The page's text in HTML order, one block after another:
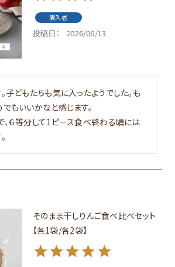
購入者
投稿日 2026/06/13
子どもたちも気に入ったようでした。も
もいいかなと感じます。
６等分して1ピース食べ終わる頃には
そのまま干しりんご食べ比べセット
【各1袋/各2袋】